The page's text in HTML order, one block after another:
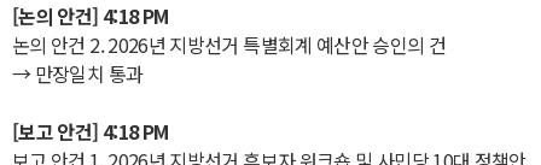
[논의 안건] 4:18 PM
논의 안건 2. 2026년 지방선거 특별회계 예산안 승인의 건
→ 만장일치 통과
[보고 안건] 4:18 PM